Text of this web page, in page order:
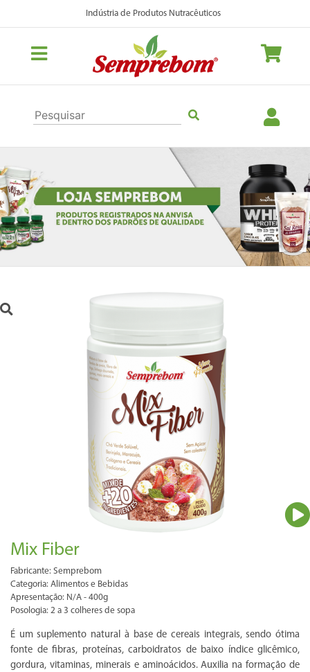
Indústria de Produtos Nutracêuticos
Previous Next
Mix Fiber
Fabricante: Semprebom
Categoria: Alimentos e Bebidas
Apresentação: N/A - 400g
Posologia: 2 a 3 colheres de sopa
É um suplemento natural à base de cereais integrais, sendo ótima
fonte de fibras, proteínas, carboidratos de baixo índice glicêmico,
gordura, vitaminas, minerais e aminoácidos. Auxilia na formação de